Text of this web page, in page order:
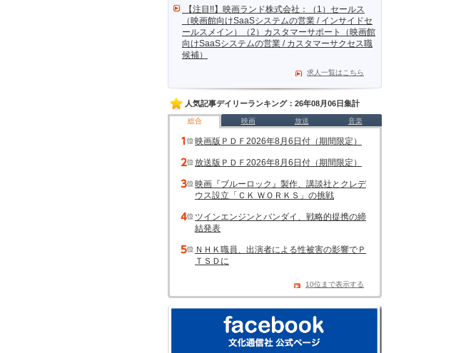
【注目!!】映画ランド株式会社：（1）セールス
（映画館向けSaaSシステムの営業 / インサイドセ
ールスメイン）（2）カスタマーサポート（映画館
向けSaaSシステムの営業 / カスタマーサクセス職
候補）
求人一覧はこちら
人気記事デイリーランキング：26年08月06日集計
総合 映画 放送 音楽
映画版ＰＤＦ2026年8月6日付（期間限定）
放送版ＰＤＦ2026年8月6日付（期間限定）
映画『ブルーロック』製作、講談社とクレデ
ウス設立「ＣＫ ＷＯＲＫＳ」の挑戦
ツインエンジンとバンダイ、戦略的提携の締
結発表
ＮＨＫ職員、出演者による性被害の影響でＰ
ＴＳＤに
10位まで表示する